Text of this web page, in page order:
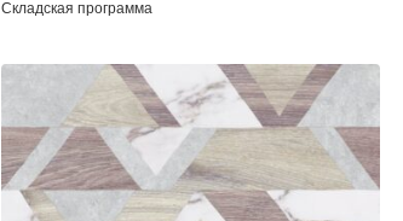
Складская программа